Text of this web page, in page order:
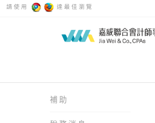
請使用 達最佳瀏覽
補助